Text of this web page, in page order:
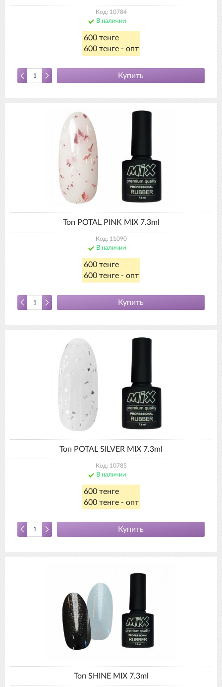
Код: 10784
В наличии
600 тенге
600 тенге - опт
Купить
Топ POTAL PINK MIX 7.3ml
Код: 11090
В наличии
600 тенге
600 тенге - опт
Купить
Топ POTAL SILVER MIX 7.3ml
Код: 10785
В наличии
600 тенге
600 тенге - опт
Купить
Топ SHINE MIX 7.3ml